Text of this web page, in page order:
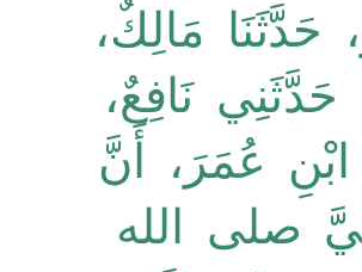
حَدَّثَنَا مَالِكٌ،
حَدَّثَنِي نَافِعٌ،
عُمَرَ، أَنَّ
صلى الله